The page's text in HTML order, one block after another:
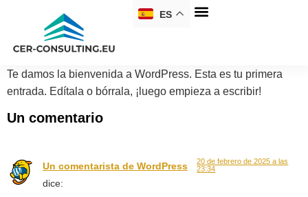
ES
Te damos la bienvenida a WordPress. Esta es tu primera
entrada. Edítala o bórrala, ¡luego empieza a escribir!
Un comentario
Un comentarista de WordPress
dice:
20 de febrero de 2025 a las
23:34